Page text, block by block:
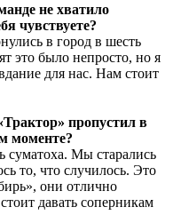
не хватило
чувствуете?
в город в шесть
это было непросто, но я
для нас. Нам стоит
пропустил в
моменте?
суматоха. Мы старались
то, что случилось. Это
они отлично
давать соперникам